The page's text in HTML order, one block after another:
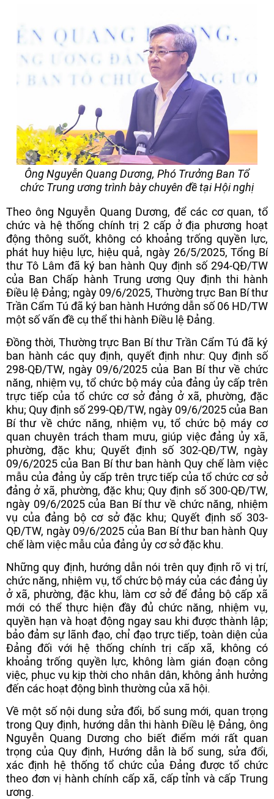
Ông Nguyễn Quang Dương, Phó Trưởng Ban Tổ
chức Trung ương trình bày chuyên đề tại Hội nghị
Theo ông Nguyễn Quang Dương, để các cơ quan, tổ
chức và hệ thống chính trị 2 cấp ở địa phương hoạt
động thông suốt, không có khoảng trống quyền lực,
phát huy hiệu lực, hiệu quả, ngày 26/5/2025, Tổng Bí
thư Tô Lâm đã ký ban hành Quy định số 294-QĐ/TW
của Ban Chấp hành Trung ương Quy định thi hành
Điều lệ Đảng; ngày 09/6/2025, Thường trực Ban Bí thư
Trần Cẩm Tú đã ký ban hành Hướng dẫn số 06 HD/TW
một số vấn đề cụ thể thi hành Điều lệ Đảng.
Đồng thời, Thường trực Ban Bí thư Trần Cẩm Tú đã ký
ban hành các quy định, quyết định như: Quy định số
298-QĐ/TW, ngày 09/6/2025 của Ban Bí thư về chức
năng, nhiệm vụ, tổ chức bộ máy của đảng ủy cấp trên
trực tiếp của tổ chức cơ sở đảng ở xã, phường, đặc
khu; Quy định số 299-QĐ/TW, ngày 09/6/2025 của Ban
Bí thư về chức năng, nhiệm vụ, tổ chức bộ máy cơ
quan chuyên trách tham mưu, giúp việc đảng ủy xã,
phường, đặc khu; Quyết định số 302-QĐ/TW, ngày
09/6/2025 của Ban Bí thư ban hành Quy chế làm việc
mẫu của đảng ủy cấp trên trực tiếp của tổ chức cơ sở
đảng ở xã, phường, đặc khu; Quy định số 300-QĐ/TW,
ngày 09/6/2025 của Ban Bí thư về chức năng, nhiệm
vụ của đảng bộ cơ sở đặc khu; Quyết định số 303-
QĐ/TW, ngày 09/6/2025 của Ban Bí thư ban hành Quy
chế làm việc mẫu của đảng ủy cơ sở đặc khu.
Những quy định, hướng dẫn nói trên quy định rõ vị trí,
chức năng, nhiệm vụ, tổ chức bộ máy của các đảng ủy
ở xã, phường, đặc khu, làm cơ sở để đảng bộ cấp xã
mới có thể thực hiện đầy đủ chức năng, nhiệm vụ,
quyền hạn và hoạt động ngay sau khi được thành lập;
bảo đảm sự lãnh đạo, chỉ đạo trực tiếp, toàn diện của
Đảng đối với hệ thống chính trị cấp xã, không có
khoảng trống quyền lực, không làm gián đoạn công
việc, phục vụ kịp thời cho nhân dân, không ảnh hưởng
đến các hoạt động bình thường của xã hội.
Về một số nội dung sửa đổi, bổ sung mới, quan trọng
trong Quy định, hướng dẫn thi hành Điều lệ Đảng, ông
Nguyễn Quang Dương cho biết điểm mới rất quan
trọng của Quy định, Hướng dẫn là bổ sung, sửa đổi,
xác định hệ thống tổ chức của Đảng được tổ chức
theo đơn vị hành chính cấp xã, cấp tỉnh và cấp Trung
ương.